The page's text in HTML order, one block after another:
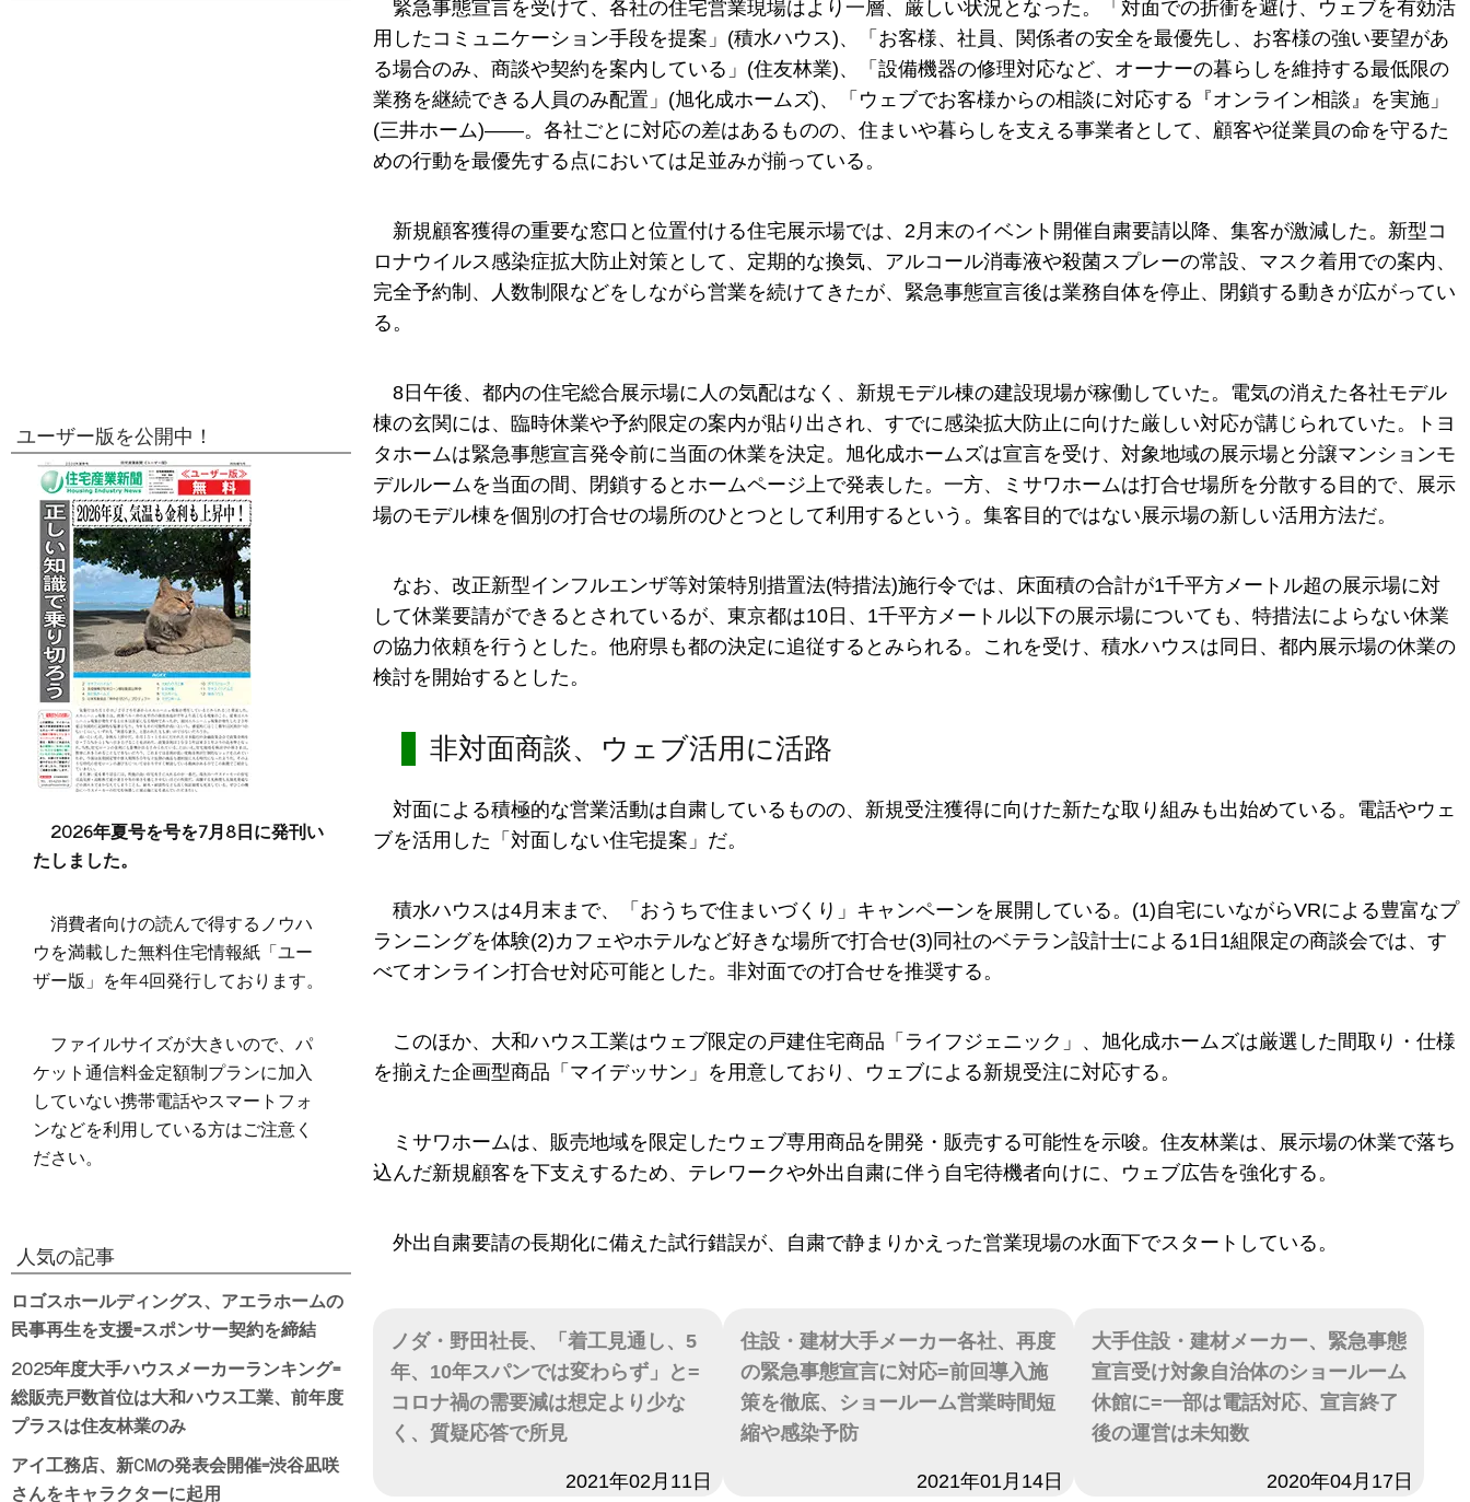
緊急事態宣言を受けて、各社の住宅営業現場はより一層、厳しい状況となった。「対面での折衝を避け、ウェブを有効活
用したコミュニケーション手段を提案」(積水ハウス)、「お客様、社員、関係者の安全を最優先し、お客様の強い要望があ
る場合のみ、商談や契約を案内している」(住友林業)、「設備機器の修理対応など、オーナーの暮らしを維持する最低限の
業務を継続できる人員のみ配置」(旭化成ホームズ)、「ウェブでお客様からの相談に対応する『オンライン相談』を実施」
(三井ホーム)――。各社ごとに対応の差はあるものの、住まいや暮らしを支える事業者として、顧客や従業員の命を守るた
めの行動を最優先する点においては足並みが揃っている。
新規顧客獲得の重要な窓口と位置付ける住宅展示場では、2月末のイベント開催自粛要請以降、集客が激減した。新型コ
ロナウイルス感染症拡大防止対策として、定期的な換気、アルコール消毒液や殺菌スプレーの常設、マスク着用での案内、
完全予約制、人数制限などをしながら営業を続けてきたが、緊急事態宣言後は業務自体を停止、閉鎖する動きが広がってい
る。
8日午後、都内の住宅総合展示場に人の気配はなく、新規モデル棟の建設現場が稼働していた。電気の消えた各社モデル
棟の玄関には、臨時休業や予約限定の案内が貼り出され、すでに感染拡大防止に向けた厳しい対応が講じられていた。トヨ
タホームは緊急事態宣言発令前に当面の休業を決定。旭化成ホームズは宣言を受け、対象地域の展示場と分譲マンションモ
デルルームを当面の間、閉鎖するとホームページ上で発表した。一方、ミサワホームは打合せ場所を分散する目的で、展示
場のモデル棟を個別の打合せの場所のひとつとして利用するという。集客目的ではない展示場の新しい活用方法だ。
なお、改正新型インフルエンザ等対策特別措置法(特措法)施行令では、床面積の合計が1千平方メートル超の展示場に対
して休業要請ができるとされているが、東京都は10日、1千平方メートル以下の展示場についても、特措法によらない休業
の協力依頼を行うとした。他府県も都の決定に追従するとみられる。これを受け、積水ハウスは同日、都内展示場の休業の
検討を開始するとした。
非対面商談、ウェブ活用に活路
対面による積極的な営業活動は自粛しているものの、新規受注獲得に向けた新たな取り組みも出始めている。電話やウェ
ブを活用した「対面しない住宅提案」だ。
積水ハウスは4月末まで、「おうちで住まいづくり」キャンペーンを展開している。(1)自宅にいながらVRによる豊富なプ
ランニングを体験(2)カフェやホテルなど好きな場所で打合せ(3)同社のベテラン設計士による1日1組限定の商談会では、す
べてオンライン打合せ対応可能とした。非対面での打合せを推奨する。
このほか、大和ハウス工業はウェブ限定の戸建住宅商品「ライフジェニック」、旭化成ホームズは厳選した間取り・仕様
を揃えた企画型商品「マイデッサン」を用意しており、ウェブによる新規受注に対応する。
ミサワホームは、販売地域を限定したウェブ専用商品を開発・販売する可能性を示唆。住友林業は、展示場の休業で落ち
込んだ新規顧客を下支えするため、テレワークや外出自粛に伴う自宅待機者向けに、ウェブ広告を強化する。
外出自粛要請の長期化に備えた試行錯誤が、自粛で静まりかえった営業現場の水面下でスタートしている。
ノダ・野田社長、「着工見通し、5
年、10年スパンでは変わらず」と=
コロナ禍の需要減は想定より少な
く、質疑応答で所見
2021年02月11日
住設・建材大手メーカー各社、再度
の緊急事態宣言に対応=前回導入施
策を徹底、ショールーム営業時間短
縮や感染予防
2021年01月14日
大手住設・建材メーカー、緊急事態
宣言受け対象自治体のショールーム
休館に=一部は電話対応、宣言終了
後の運営は未知数
2020年04月17日
ユーザー版を公開中！
2026年夏号を号を7月8日に発刊い
たしました。
消費者向けの読んで得するノウハ
ウを満載した無料住宅情報紙「ユー
ザー版」を年4回発行しております。
ファイルサイズが大きいので、パ
ケット通信料金定額制プランに加入
していない携帯電話やスマートフォ
ンなどを利用している方はご注意く
ださい。
人気の記事
ロゴスホールディングス、アエラホームの
民事再生を支援=スポンサー契約を締結
2025年度大手ハウスメーカーランキング=
総販売戸数首位は大和ハウス工業、前年度
プラスは住友林業のみ
アイ工務店、新CMの発表会開催=渋谷凪咲
さんをキャラクターに起用